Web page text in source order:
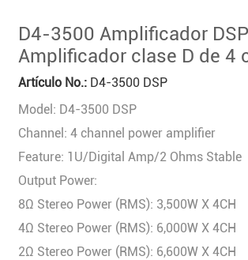
Controlador del distribuidor de energía
D4-3500 Amplificador
Amplificador clase D de 4
Artículo No.: D4-3500 DSP
Model: D4-3500 DSP
Channel: 4 channel power amplifier
Feature: 1U/Digital Amp/2 Ohms Stable
Output Power:
8Ω Stereo Power (RMS): 3,500W X 4CH
4Ω Stereo Power (RMS): 6,000W X 4CH
2Ω Stereo Power (RMS): 6,600W X 4CH